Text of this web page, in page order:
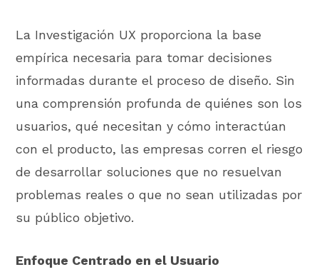
La Investigación UX proporciona la base
empírica necesaria para tomar decisiones
informadas durante el proceso de diseño. Sin
una comprensión profunda de quiénes son los
usuarios, qué necesitan y cómo interactúan
con el producto, las empresas corren el riesgo
de desarrollar soluciones que no resuelvan
problemas reales o que no sean utilizadas por
su público objetivo.
Enfoque Centrado en el Usuario